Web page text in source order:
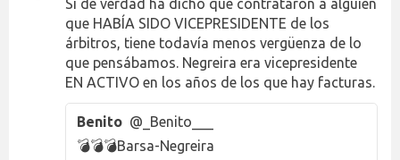
Si de verdad ha dicho que contrataron a alguien
que HABÍA SIDO VICEPRESIDENTE de los
árbitros, tiene todavía menos vergüenza de lo
que pensábamos. Negreira era vicepresidente
EN ACTIVO en los años de los que hay facturas.
Benito @_Benito___
💣💣💣Barsa-Negreira